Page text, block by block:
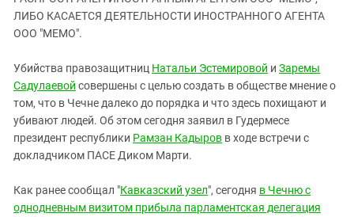
ЗАСТАВЛЯЕТ
ПРЕСЛЕДОВАНИЕ АКТИВИСТОВ
МОБИЛИЗАЦИЯ И ПРОТЕСТЫ
Дагестан
Ингушетия
Кабардино-Балкария
Калмыкия
Карачаево-Черкесия
Краснодарский край
Нагорный Карабах
Российская Федерация
Ростовская область
ЛИБО КАСАЕТСЯ ДЕЯТЕЛЬНОСТИ ИНОСТРАННОГО АГЕНТА
ООО "МЕМО".
Убийства правозащитниц Натальи Эстемировой и Заремы
Садулаевой совершены с целью создать в обществе мнение о
том, что в Чечне далеко до порядка и что здесь похищают и
убивают людей. Об этом сегодня заявил в Гудермесе
президент республики Рамзан Кадыров в ходе встречи с
докладчиком ПАСЕ Диком Марти.
Как ранее сообщал "Кавказский узел", сегодня в Чечню с
однодневным визитом прибыла парламентская делегация